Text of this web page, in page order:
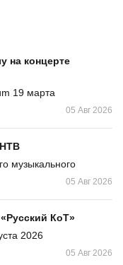
на концерте
19 марта
05 Авг 2026
музыкального
05 Авг 2026
КоТ»
2026
05 Авг 2026